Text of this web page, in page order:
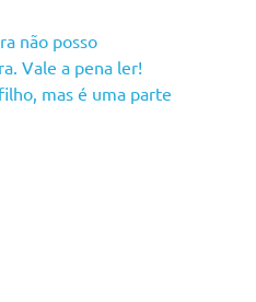
não posso
Vale a pena ler!
mas é uma parte